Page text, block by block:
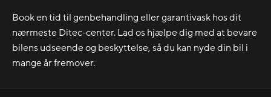
Book en tid til genbehandling eller garantivask hos dit
nærmeste Ditec-center. Lad os hjælpe dig med at bevare
bilens udseende og beskyttelse, så du kan nyde din bil i
mange år fremover.